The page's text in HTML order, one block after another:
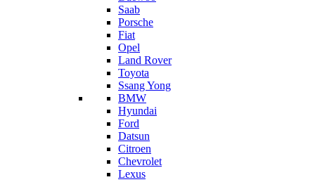
Saab
Porsche
Fiat
Opel
Land Rover
Toyota
Ssang Yong
BMW
Hyundai
Ford
Datsun
Citroen
Chevrolet
Lexus